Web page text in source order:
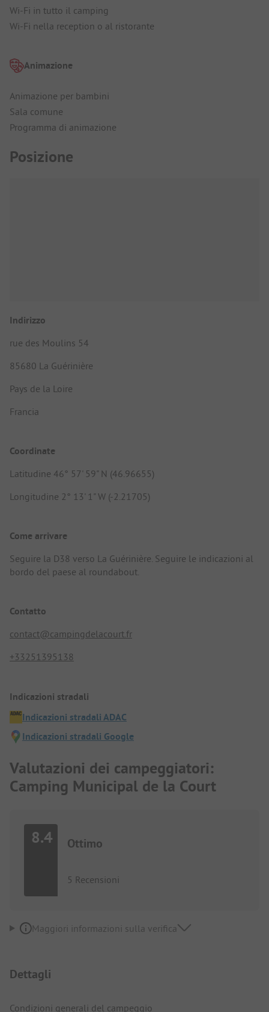
Wi-Fi in tutto il camping
Wi-Fi nella reception o al ristorante
Animazione
Animazione per bambini
Sala comune
Programma di animazione
Posizione
Indirizzo
rue des Moulins 54
85680 La Guérinière
Pays de la Loire
Francia
Coordinate
Latitudine 46° 57' 59" N (46.96655)
Longitudine 2° 13' 1" W (-2.21705)
Come arrivare
Seguire la D38 verso La Guérinière. Seguire le indicazioni al
bordo del paese al roundabout.
Contatto
contact@campingdelacourt.fr
+33251395138
Indicazioni stradali
Indicazioni stradali ADAC
Indicazioni stradali Google
Valutazioni dei campeggiatori:
Camping Municipal de la Court
8.4 Ottimo
5 Recensioni
Maggiori informazioni sulla verifica
Dettagli
Condizioni generali del campeggio